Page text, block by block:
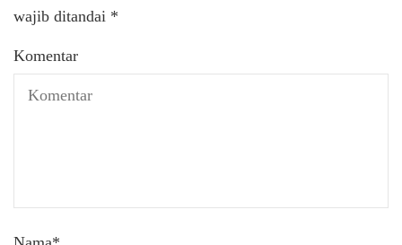
wajib ditandai *
Komentar